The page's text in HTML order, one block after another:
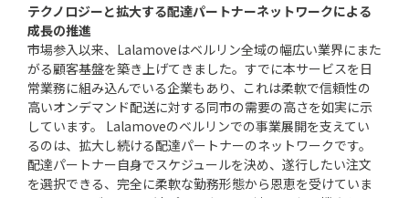
テクノロジーと拡大する配達パートナーネットワークによる
成長の推進
市場参入以来、Lalamoveはベルリン全域の幅広い業界にまた
がる顧客基盤を築き上げてきました。すでに本サービスを日
常業務に組み込んでいる企業もあり、これは柔軟で信頼性の
高いオンデマンド配送に対する同市の需要の高さを如実に示
しています。 Lalamoveのベルリンでの事業展開を支えてい
るのは、拡大し続ける配達パートナーのネットワークです。
配達パートナー自身でスケジュールを決め、遂行したい注文
を選択できる、完全に柔軟な勤務形態から恩恵を受けていま